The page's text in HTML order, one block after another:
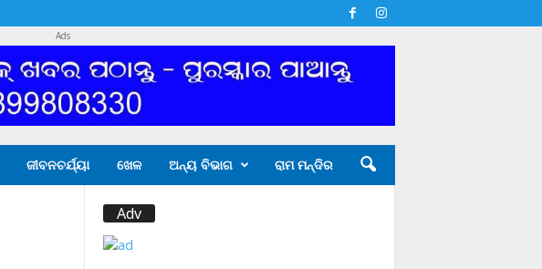
Ads
ଜୀବନଚର୍ଯ୍ୟା ଖେଳ ଅନ୍ୟ ବିଭାଗ ରାମ ମନ୍ଦିର
Adv